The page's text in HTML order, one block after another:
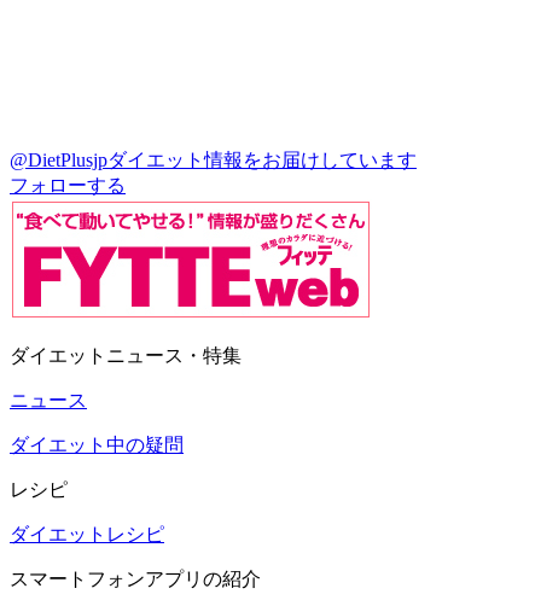
@DietPlusjpダイエット情報をお届けしています
フォローする
ダイエットニュース・特集
ニュース
ダイエット中の疑問
レシピ
ダイエットレシピ
スマートフォンアプリの紹介